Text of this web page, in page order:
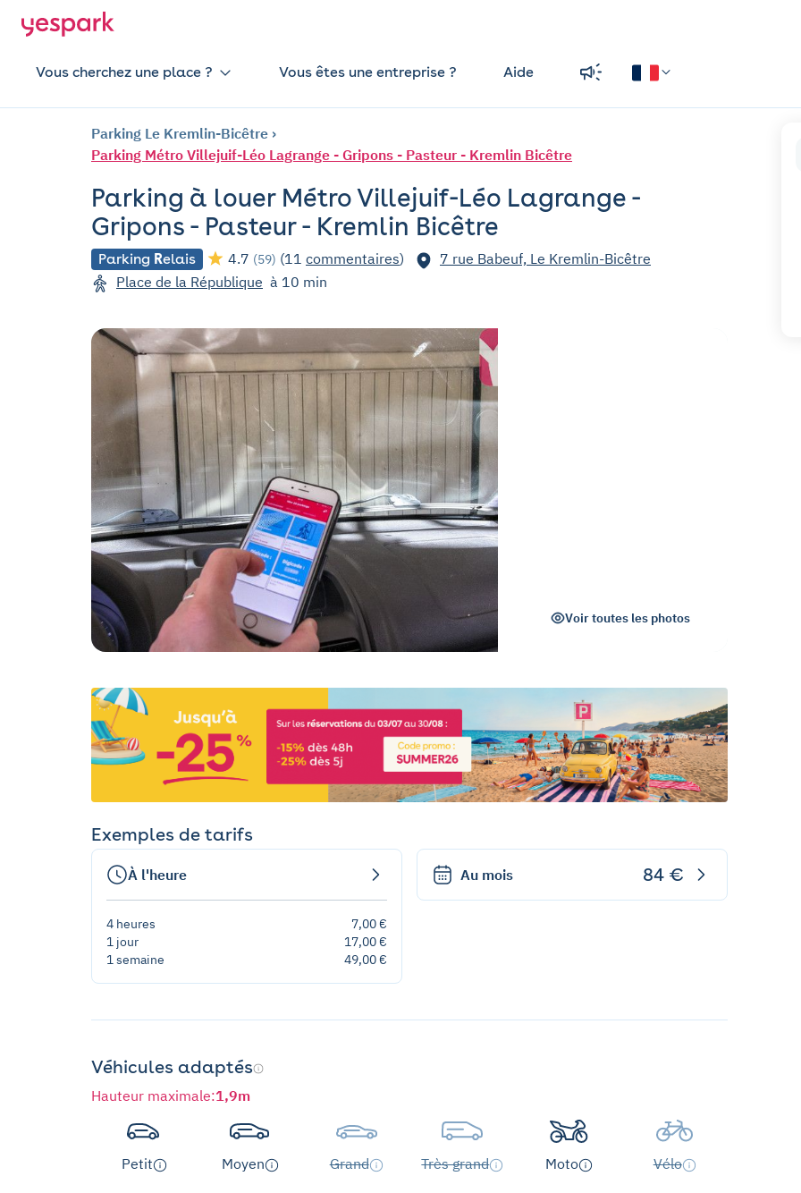
Vous cherchez une place ? Vous êtes une entreprise ? Aide
Parking Le Kremlin-Bicêtre
Parking Métro Villejuif-Léo Lagrange - Gripons - Pasteur - Kremlin Bicêtre
Parking à louer Métro Villejuif-Léo Lagrange -
Gripons - Pasteur - Kremlin Bicêtre
Parking Relais 4.7 (59) (11 commentaires)
7 rue Babeuf, Le Kremlin-Bicêtre
Place de la République à 10 min
Voir toutes les photos
Exemples de tarifs
À l'heure
4 heures
7,00 €
1 jour
17,00 €
1 semaine
49,00 €
Au mois 84 €
Véhicules adaptés
Hauteur maximale:1,9m
Petit Moyen Grand Très grand Moto Vélo